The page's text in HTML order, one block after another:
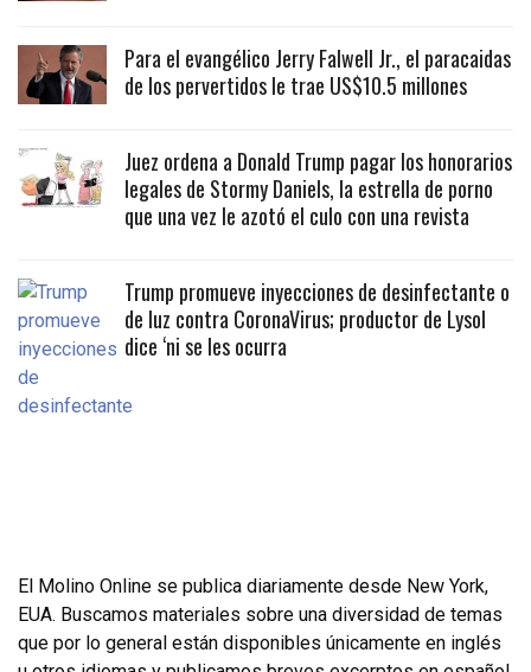
Para el evangélico Jerry Falwell Jr., el paracaidas
de los pervertidos le trae US$10.5 millones
Juez ordena a Donald Trump pagar los honorarios
legales de Stormy Daniels, la estrella de porno
que una vez le azotó el culo con una revista
Trump promueve inyecciones de desinfectante o
de luz contra CoronaVirus; productor de Lysol
dice ‘ni se les ocurra
El Molino Online se publica diariamente desde New York,
EUA. Buscamos materiales sobre una diversidad de temas
que por lo general están disponibles únicamente en inglés